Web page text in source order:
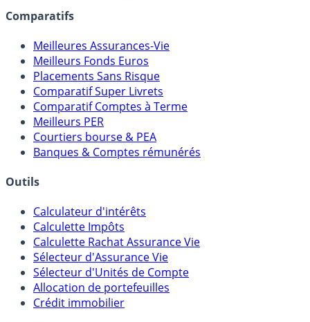
Meilleures Assurances-Vie
Meilleurs Fonds Euros
Placements Sans Risque
Comparatif Super Livrets
Comparatif Comptes à Terme
Meilleurs PER
Courtiers bourse & PEA
Calculateur d'intérêts
Calculette Impôts
Calculette Rachat Assurance Vie
Sélecteur d'Assurance Vie
Sélecteur d'Unités de Compte
Allocation de portefeuilles